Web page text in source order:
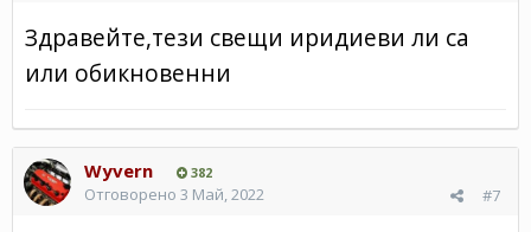
Здравейте,тези свещи иридиеви ли са
или обикновенни
Wyvern 382
#7
Отговорено 3 Май, 2022